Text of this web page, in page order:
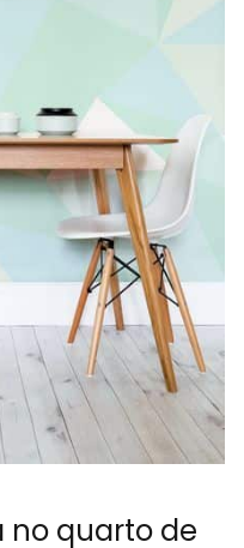
no quarto de